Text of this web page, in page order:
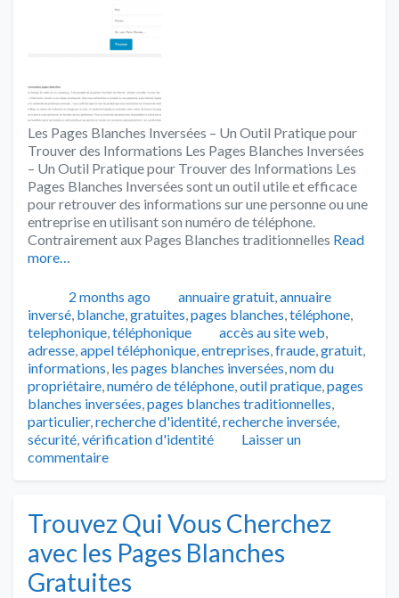
Les Pages Blanches Inversées – Un Outil Pratique pour
Trouver des Informations Les Pages Blanches Inversées
– Un Outil Pratique pour Trouver des Informations Les
Pages Blanches Inversées sont un outil utile et efficace
pour retrouver des informations sur une personne ou une
entreprise en utilisant son numéro de téléphone.
Contrairement aux Pages Blanches traditionnelles Read
more…
Publié2 months ago Catégories
annuaire gratuit,annuaire
inversé, blanche,gratuites,pages blanches,téléphone,
telephonique,téléphonique Tags
accès au site web,
adresse,appel téléphonique,entreprises,fraude,gratuit,
informations, les pages blanches inversées,nom du
propriétaire,numéro de téléphone,outil pratique,pages
blanches inversées,pages blanches traditionnelles,
particulier,recherche d'identité,recherche inversée,
sécurité,vérification d'identité
Laisser un
commentaire
Trouvez Qui Vous Cherchez
avec les Pages Blanches
Gratuites